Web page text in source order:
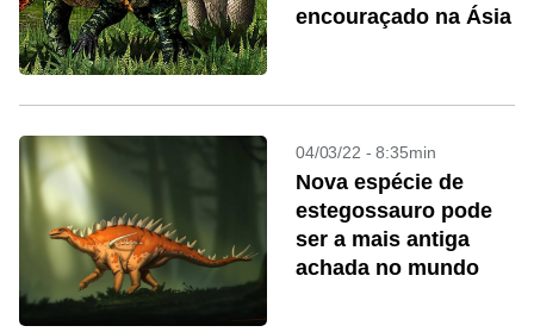
encouraçado na Ásia
04/03/22 - 8:35min
Nova espécie de
estegossauro pode
ser a mais antiga
achada no mundo